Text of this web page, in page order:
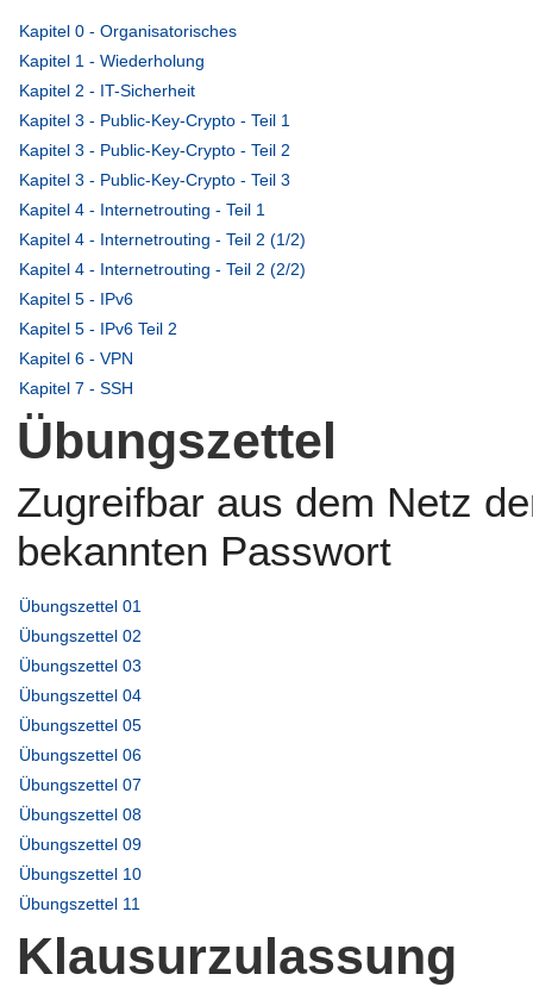
Kapitel 0 - Organisatorisches
Kapitel 1 - Wiederholung
Kapitel 2 - IT-Sicherheit
Kapitel 3 - Public-Key-Crypto - Teil 1
Kapitel 3 - Public-Key-Crypto - Teil 2
Kapitel 3 - Public-Key-Crypto - Teil 3
Kapitel 4 - Internetrouting - Teil 1
Kapitel 4 - Internetrouting - Teil 2 (1/2)
Kapitel 4 - Internetrouting - Teil 2 (2/2)
Kapitel 5 - IPv6
Kapitel 5 - IPv6 Teil 2
Kapitel 6 - VPN
Kapitel 7 - SSH
Übungszettel
Zugreifbar aus dem Netz
bekannten Passwort
Übungszettel 01
Übungszettel 02
Übungszettel 03
Übungszettel 04
Übungszettel 05
Übungszettel 06
Übungszettel 07
Übungszettel 08
Übungszettel 09
Übungszettel 10
Übungszettel 11
Klausurzulassung